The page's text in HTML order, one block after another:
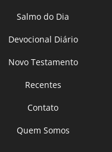
Salmo do Dia
Devocional Diário
Novo Testamento
Recentes
Contato
Quem Somos